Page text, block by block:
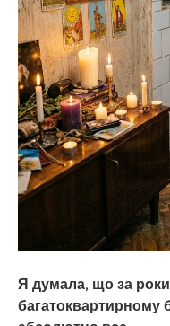
Я думала, що за
багатоквартирному